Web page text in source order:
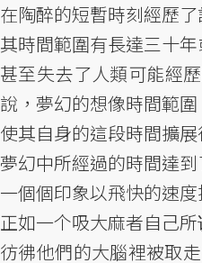
在陶醉的短暫時刻經歷了
其時間範圍有長達三十
甚至失去了人類可能經
說，夢幻的想像時間範圍
使其自身的這段時間擴展
夢幻中所經過的時間達
一個個印象以飛快的速
正如一个吸大麻者自己所
彷彿他們的大腦裡被取